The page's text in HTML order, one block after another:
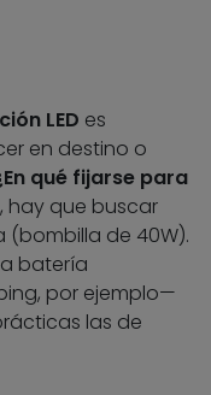
LED es
en destino o
qué fijarse para
hay que buscar
(bombilla de 40W).
batería
por ejemplo—
las de